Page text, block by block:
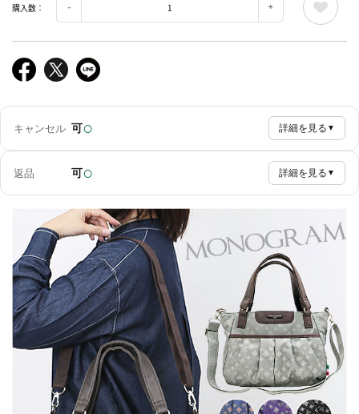
購入数：
キャンセル 可○ 詳細を見る ▼
返品 可○ 詳細を見る ▼